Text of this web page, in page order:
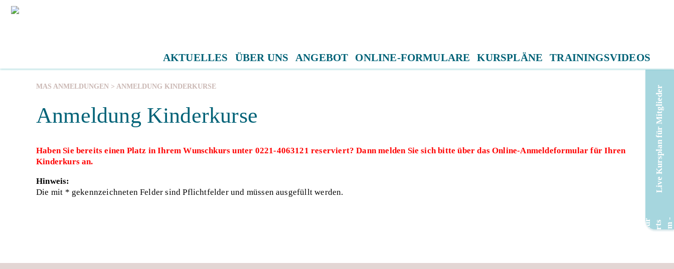
AKTUELLES ÜBER UNS ANGEBOT ONLINE-FORMULARE KURSPLÄNE TRAININGSVIDEOS
MAS ANMELDUNGEN > ANMELDUNG KINDERKURSE
Anmeldung Kinderkurse
Haben Sie bereits einen Platz in Ihrem Wunschkurs unter 0221-4063121 reserviert? Dann melden Sie sich bitte über das Online-Anmeldeformular für Ihren
Kinderkurs an.
Hinweis:
Die mit * gekennzeichneten Felder sind Pflichtfelder und müssen ausgefüllt werden.
Live Kursplan für Mitglieder